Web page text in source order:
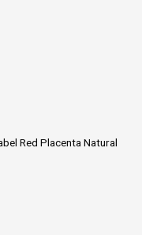
Red Placenta Natural